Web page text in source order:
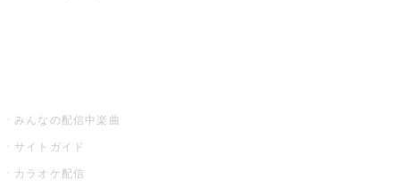
みんなの配信中楽曲
サイトガイド
カラオケ配信